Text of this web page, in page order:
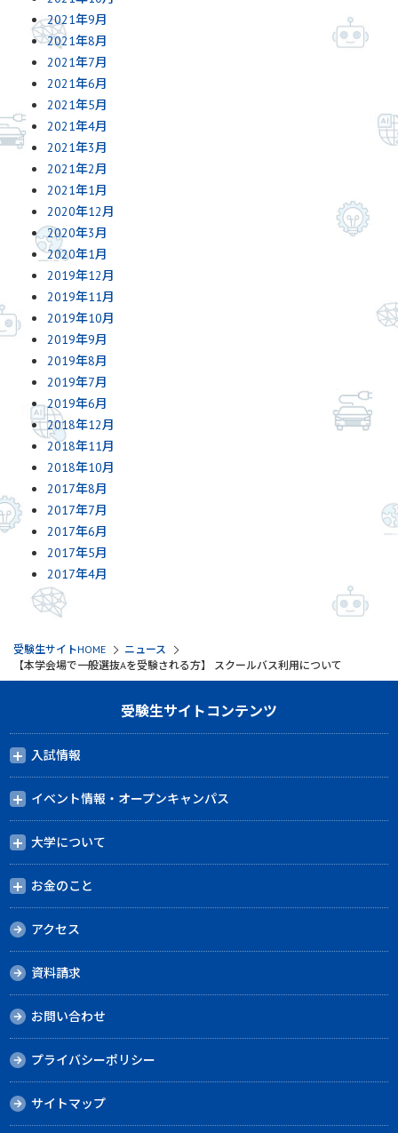
2021年9月
2021年8月
2021年7月
2021年6月
2021年5月
2021年4月
2021年3月
2021年2月
2021年1月
2020年12月
2020年3月
2020年1月
2019年12月
2019年11月
2019年10月
2019年9月
2019年8月
2019年7月
2019年6月
2018年12月
2018年11月
2018年10月
2017年8月
2017年7月
2017年6月
2017年5月
2017年4月
受験生サイトHOME
ニュース
【本学会場で一般選抜Aを受験される方】 スクールバス利用について
受験生サイトコンテンツ
入試情報
イベント情報・オープンキャンパス
大学について
お金のこと
アクセス
資料請求
お問い合わせ
プライバシーポリシー
サイトマップ